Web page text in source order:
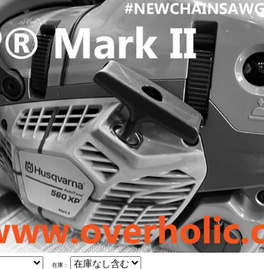
在庫：